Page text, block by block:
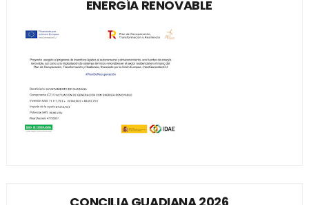
ENERGÍA RENOVABLE